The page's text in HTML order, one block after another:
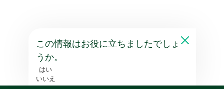
この情報はお役に立ちましたでしょ
うか。
はい
いいえ